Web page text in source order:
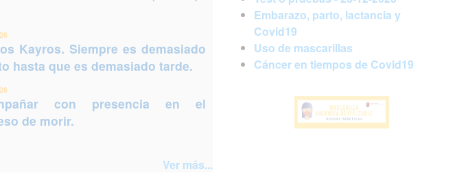
Kayros. Siempre es demasiado
hasta que es demasiado tarde.
con presencia en el
de morir.
Ver más...
Embarazo, parto, lactancia y
Covid19
Uso de mascarillas
Cáncer en tiempos de Covid19